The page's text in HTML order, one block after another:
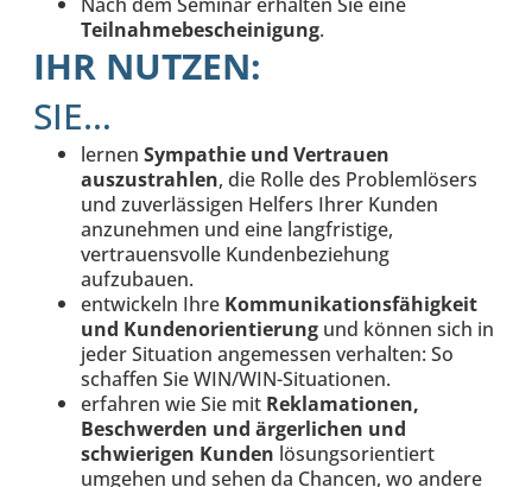
Teilnahmebescheinigung.
IHR NUTZEN:
SIE…
lernen Sympathie und Vertrauen
auszustrahlen, die Rolle des Problemlösers
und zuverlässigen Helfers Ihrer Kunden
anzunehmen und eine langfristige,
vertrauensvolle Kundenbeziehung
aufzubauen.
entwickeln Ihre Kommunikationsfähigkeit
und Kundenorientierung und können sich in
jeder Situation angemessen verhalten: So
schaffen Sie WIN/WIN-Situationen.
erfahren wie Sie mit Reklamationen,
Beschwerden und ärgerlichen und
schwierigen Kunden lösungsorientiert
umgehen und sehen da Chancen, wo andere